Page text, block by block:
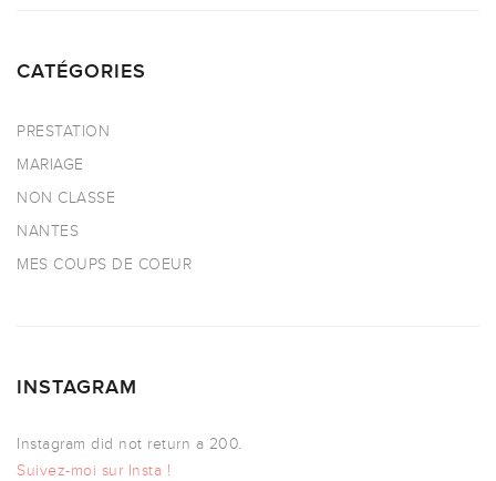
CATÉGORIES
PRESTATION
MARIAGE
NON CLASSE
NANTES
MES COUPS DE COEUR
INSTAGRAM
Instagram did not return a 200.
Suivez-moi sur Insta !